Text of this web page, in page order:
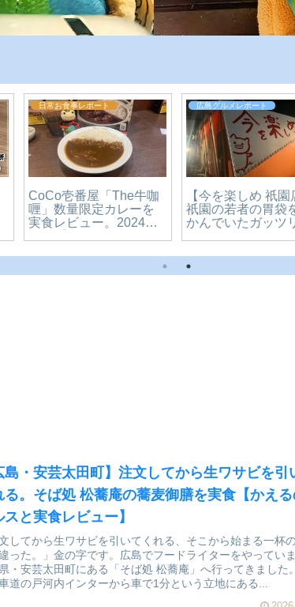
日常お食事レポート
CoCo壱番屋「The牛咖
喱」数量限定カレーを
実食レビュー。2024年
広島グルメレポート
【今を楽しめ 祇園
祇園の若者の胃袋
かんでいたガッツ
島・安芸太田町】注文してから生ワサビを引
る。そば処 松蕎庵の蕎麦御膳を実食【かえ
スと実食レビュー】
してから生ワサビを引いてくれる、そこから始まる一杯
った。」金の字です。広島でフードライターをやっていま
・安芸太田町にある「そば処 松蕎庵」へ行ってきました
道の戸河内インターから車で1分という立地にある...